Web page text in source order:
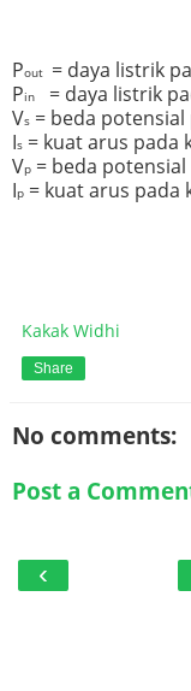
Pout = daya listrik
Pin
= daya listrik
Vs = beda
Is = kuat arus pada
Vp = beda
Ip = kuat arus
Kakak Widhi
Share
No comments:
Post a
‹